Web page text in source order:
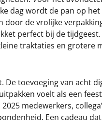
dag wordt de pan op
de vrolijke
perfect bij de
traktaties en grotere
De toevoeging van
voelt als een
medewerkers,
Een cadeau